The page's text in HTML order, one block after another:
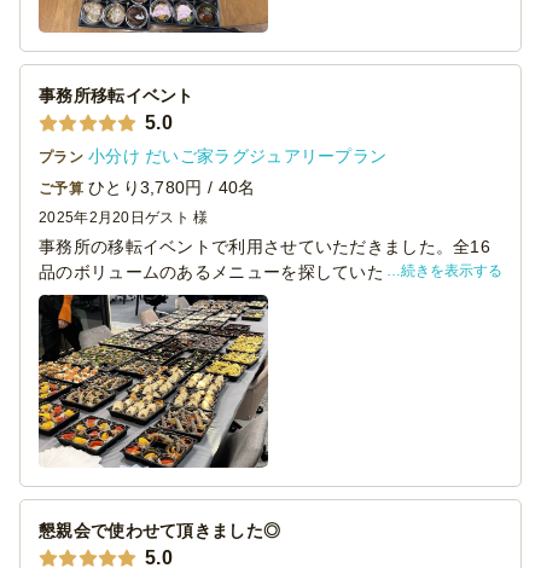
事務所移転イベント
5.0
プラン 小分け だいご家ラグジュアリープラン
ご予算 ひとり3,780円 / 40名
2025年2月20日 ゲスト 様
事務所の移転イベントで利用させていただきました。全16
品のボリュームのあるメニューを探していたので、こちら
の要望にぴったりでした。
1品ずつ小分けになっているため、取り分ける手間もなく各
自好きなように食べられました。また、肉料理がとてもお
いしかったです。見た目も色とりどりで豪華でした。ぜひ
また利用させていただきます。
続きを表示する
懇親会で使わせて頂きました◎
5.0